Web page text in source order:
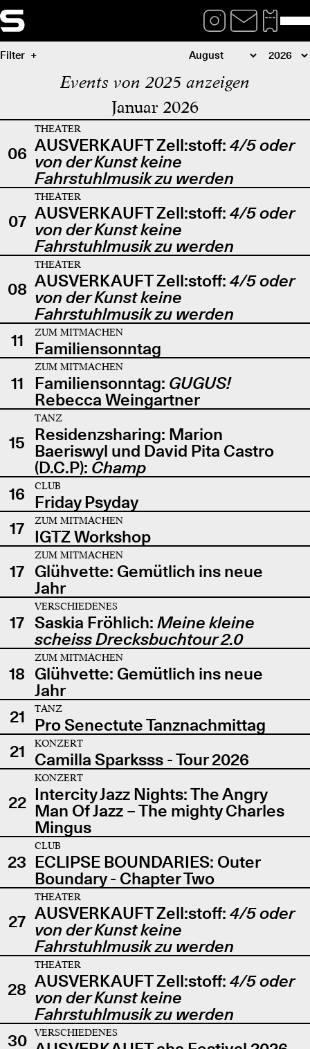
Filter
Events von 2025 anzeigen
Januar 2026
06
THEATER
AUSVERKAUFT Zell:stoff: 4/5 oder
von der Kunst keine
Fahrstuhlmusik zu werden
07
THEATER
AUSVERKAUFT Zell:stoff: 4/5 oder
von der Kunst keine
Fahrstuhlmusik zu werden
08
THEATER
AUSVERKAUFT Zell:stoff: 4/5 oder
von der Kunst keine
Fahrstuhlmusik zu werden
11
ZUM MITMACHEN
Familiensonntag
11
ZUM MITMACHEN
Familiensonntag: GUGUS!
Rebecca Weingartner
15
TANZ
Residenzsharing: Marion
Baeriswyl und David Pita Castro
(D.C.P): Champ
16
CLUB
Friday Psyday
17
ZUM MITMACHEN
IGTZ Workshop
17
ZUM MITMACHEN
Glühvette: Gemütlich ins neue
Jahr
17
VERSCHIEDENES
Saskia Fröhlich: Meine kleine
scheiss Drecksbuchtour 2.0
18
ZUM MITMACHEN
Glühvette: Gemütlich ins neue
Jahr
21
TANZ
Pro Senectute Tanznachmittag
21
KONZERT
Camilla Sparksss - Tour 2026
22
KONZERT
Intercity Jazz Nights: The Angry
Man Of Jazz – The mighty Charles
Mingus
23
CLUB
ECLIPSE BOUNDARIES: Outer
Boundary - Chapter Two
27
THEATER
AUSVERKAUFT Zell:stoff: 4/5 oder
von der Kunst keine
Fahrstuhlmusik zu werden
28
THEATER
AUSVERKAUFT Zell:stoff: 4/5 oder
von der Kunst keine
Fahrstuhlmusik zu werden
30
VERSCHIEDENES